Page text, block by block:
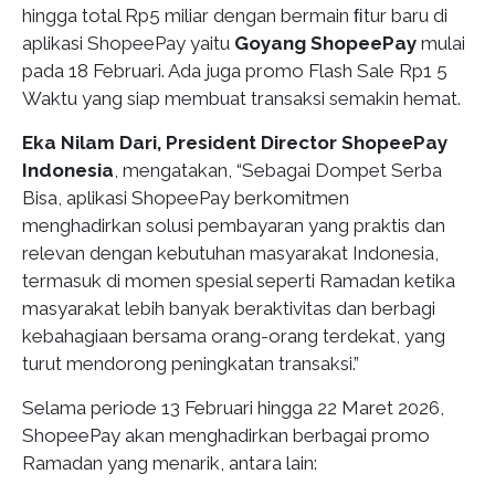
hingga total Rp5 miliar dengan bermain ﬁtur baru di
aplikasi ShopeePay yaitu Goyang ShopeePay mulai
pada 18 Februari. Ada juga promo Flash Sale Rp1 5
Waktu yang siap membuat transaksi semakin hemat.
Eka Nilam Dari, President Director ShopeePay
Indonesia, mengatakan, “Sebagai Dompet Serba
Bisa, aplikasi ShopeePay berkomitmen
menghadirkan solusi pembayaran yang praktis dan
relevan dengan kebutuhan masyarakat Indonesia,
termasuk di momen spesial seperti Ramadan ketika
masyarakat lebih banyak beraktivitas dan berbagi
kebahagiaan bersama orang-orang terdekat, yang
turut mendorong peningkatan transaksi.”
Selama periode 13 Februari hingga 22 Maret 2026,
ShopeePay akan menghadirkan berbagai promo
Ramadan yang menarik, antara lain: